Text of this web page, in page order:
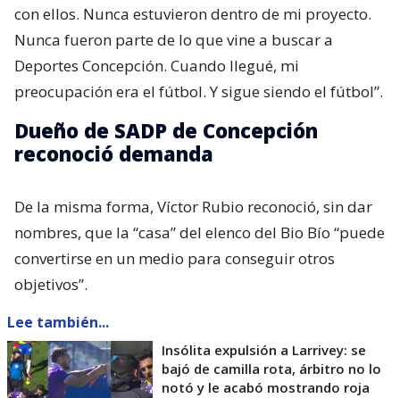
con ellos. Nunca estuvieron dentro de mi proyecto.
Nunca fueron parte de lo que vine a buscar a
Deportes Concepción. Cuando llegué, mi
preocupación era el fútbol. Y sigue siendo el fútbol”.
Dueño de SADP de Concepción
reconoció demanda
De la misma forma, Víctor Rubio reconoció, sin dar
nombres, que la “casa” del elenco del Bio Bío “puede
convertirse en un medio para conseguir otros
objetivos”.
Lee también...
Insólita expulsión a Larrivey: se
bajó de camilla rota, árbitro no lo
notó y le acabó mostrando roja